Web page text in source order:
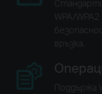
WPA/
връзка.
Поддържа